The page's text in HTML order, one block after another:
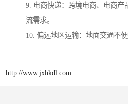
9. 电商快递：跨境电商、电商产
流需求。
10. 偏远地区运输：地面交通不
http://www.jxhkdl.com